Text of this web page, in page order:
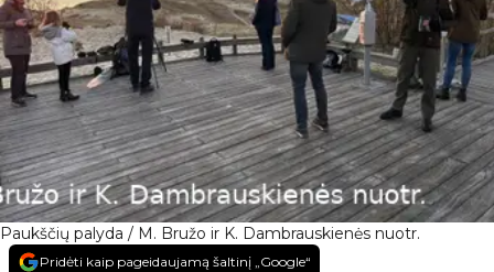
Paukščių palyda / M. Bružo ir K. Dambrauskienės nuotr.
Pridėti kaip pageidaujamą šaltinį „Google“